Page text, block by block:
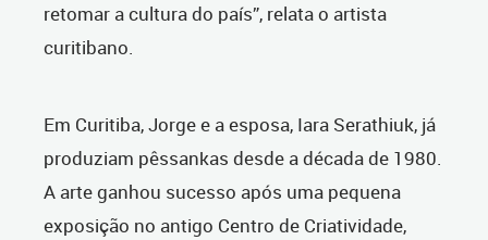
retomar a cultura do país”, relata o artista
curitibano.
Em Curitiba, Jorge e a esposa, Iara Serathiuk, já
produziam pêssankas desde a década de 1980.
A arte ganhou sucesso após uma pequena
exposição no antigo Centro de Criatividade,